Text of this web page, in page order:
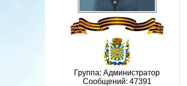
Группа: Администратор
Сообщений: 47391